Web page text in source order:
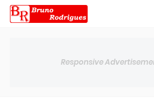
Responsive